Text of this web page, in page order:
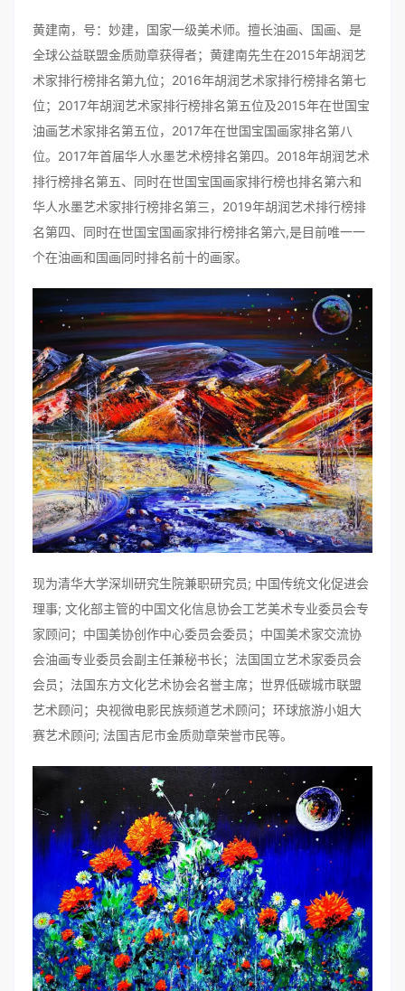
黄建南，号：妙建，国家一级美术师。擅长油画、国画、是
全球公益联盟金质勋章获得者；黄建南先生在2015年胡润艺
术家排行榜排名第九位；2016年胡润艺术家排行榜排名第七
位；2017年胡润艺术家排行榜排名第五位及2015年在世国宝
油画艺术家排名第五位，2017年在世国宝国画家排名第八
位。2017年首届华人水墨艺术榜排名第四。2018年胡润艺术
排行榜排名第五、同时在世国宝国画家排行榜也排名第六和
华人水墨艺术家排行榜排名第三，2019年胡润艺术排行榜排
名第四、同时在世国宝国画家排行榜排名第六,是目前唯一一
个在油画和国画同时排名前十的画家。
现为清华大学深圳研究生院兼职研究员; 中国传统文化促进会
理事; 文化部主管的中国文化信息协会工艺美术专业委员会专
家顾问；中国美协创作中心委员会委员；中国美术家交流协
会油画专业委员会副主任兼秘书长；法国国立艺术家委员会
会员；法国东方文化艺术协会名誉主席；世界低碳城市联盟
艺术顾问；央视微电影民族频道艺术顾问；环球旅游小姐大
赛艺术顾问; 法国吉尼市金质勋章荣誉市民等。